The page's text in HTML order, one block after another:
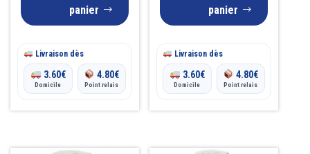
panier
Livraison dès
3.60€
Domicile
4.80€
Point relais
panier
Livraison dès
3.60€
Domicile
4.80€
Point relais